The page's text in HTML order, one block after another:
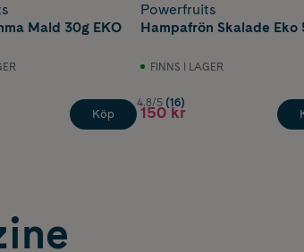
Mald 30g EKO
Köp
Powerfruits
Hampafrön Skalade Eko
FINNS I LAGER
4.8/5 (16)
150 kr